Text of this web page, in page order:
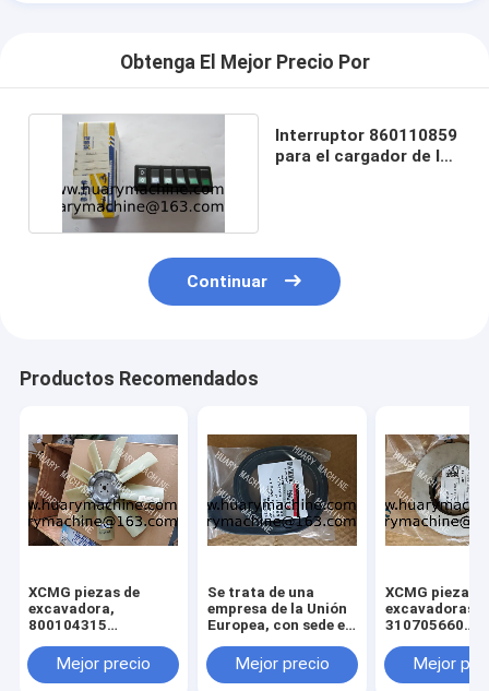
Obtenga El Mejor Precio Por
Interruptor 860110859
para el cargador de la
Continuar
Productos Recomendados
XCMG piezas de
excavadora,
800104315
xcmg xe 130 xe 150
Mejor precio
Se trata de una
empresa de la Unión
Europea, con sede en
Mejor precio
XCMG piezas
excavadoras,
310705660
3299000666
329900710
Mejor